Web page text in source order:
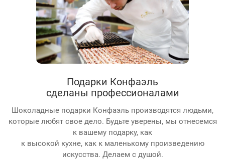
Подарки Конфаэль
сделаны профессионалами
Шоколадные подарки Конфаэль производятся людьми,
которые любят свое дело. Будьте уверены, мы отнесемся
к вашему подарку, как
к высокой кухне, как к маленькому произведению
искусства. Делаем с душой.